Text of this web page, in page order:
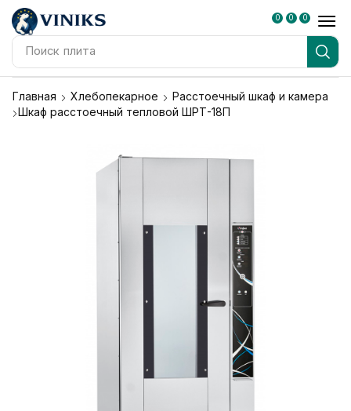
Поиск плита
0 0 0
Главная Хлебопекарное
Расстоечный шкаф и камера
Шкаф расстоечный тепловой ШРТ-18П